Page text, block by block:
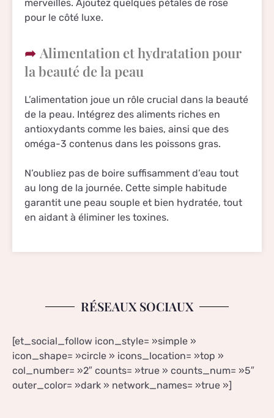
merveilles. Ajoutez quelques pétales de rose
pour le côté luxe.
Alimentation et hydratation pour
la beauté de la peau
L’alimentation joue un rôle crucial dans la beauté
de la peau. Intégrez des aliments riches en
antioxydants comme les baies, ainsi que des
oméga-3 contenus dans les poissons gras.
N’oubliez pas de boire suffisamment d’eau tout
au long de la journée. Cette simple habitude
garantit une peau souple et bien hydratée, tout
en aidant à éliminer les toxines.
RÉSEAUX SOCIAUX
[et_social_follow icon_style= »simple »
icon_shape= »circle » icons_location= »top »
col_number= »2″ counts= »true » counts_num= »5″
outer_color= »dark » network_names= »true »]